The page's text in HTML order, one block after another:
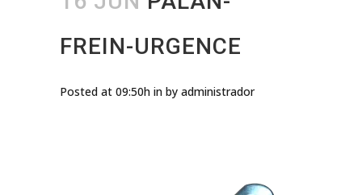
FREIN-URGENCE
Posted at 09:50h in by administrador